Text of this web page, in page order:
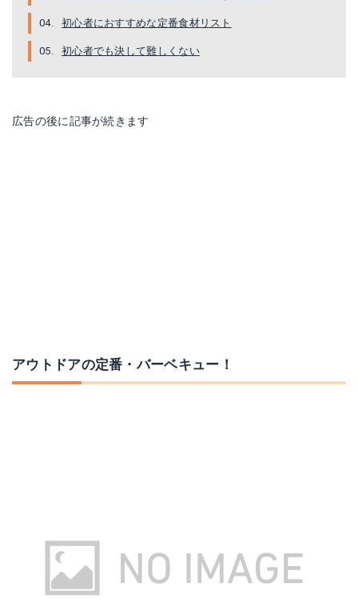
初心者におすすめな定番食材リスト
初心者でも決して難しくない
広告の後に記事が続きます
アウトドアの定番・バーベキュー！